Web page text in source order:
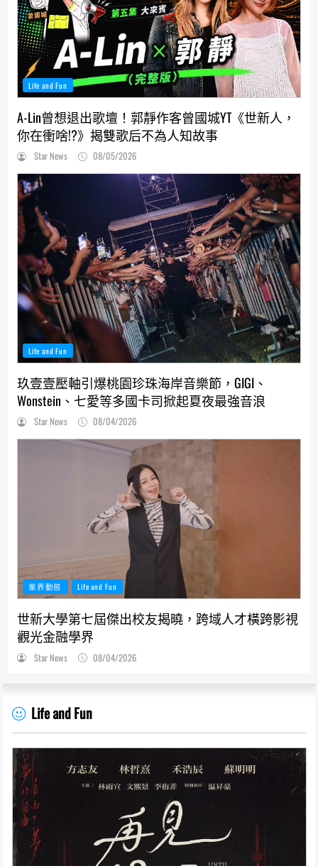
Life and Fun
A-Lin曾想退出歌壇！郭靜作客曾國城YT《世新人，
你在衝啥!?》揭雙歌后不為人知故事
Star News 08/05/2026
Life and Fun
玖壹壹壓軸引爆桃園珍珠海岸音樂節，GIGI、
Wonstein、七愛等多國卡司掀起夏夜最強音浪
Star News 08/04/2026
業界動態 Life and Fun
世新大學第七屆傑出校友揭曉，跨域人才橫跨影視
觀光金融學界
Star News 08/04/2026
Life and Fun